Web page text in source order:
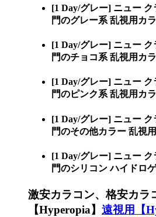
[1 Day/グレー] ニュー
門のグレー系 乱視用カ
[1 Day/グレー] ニュー
門のチョコ系 乱視用カ
[1 Day/グレー] ニュー
門のピンク系 乱視用カ
[1 Day/グレー] ニュー
門のその他カラー 乱視
[1 Day/グレー] ニュー
門のシリコン ハイドロ
激安カラコン、格安カラ
【Hyperopia】 遠視用【